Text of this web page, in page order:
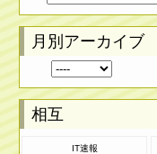
月別アーカイブ
相互
IT速報